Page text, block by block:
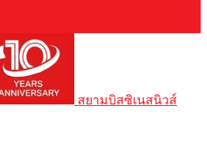
สยามบิสซิเนสนิวส์